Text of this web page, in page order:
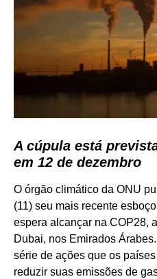
A cúpula está
em 12 de dezembro
O órgão climático da ONU
(11) seu mais recente
espera alcançar na COP28,
Dubai, nos Emirados
série de ações que os
reduzir suas emissões de